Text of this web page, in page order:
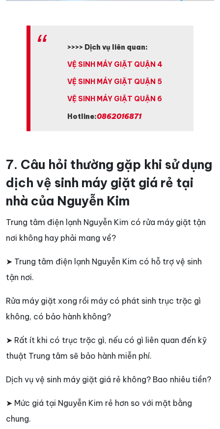
>>>> Dịch vụ liên quan:
VỆ SINH MÁY GIẶT QUẬN 4
VỆ SINH MÁY GIẶT QUẬN 5
VỆ SINH MÁY GIẶT QUẬN 6
Hotline:0862016871
7. Câu hỏi thường gặp khi sử dụng
dịch vệ sinh máy giặt giá rẻ tại
nhà của Nguyễn Kim
Trung tâm điện lạnh Nguyễn Kim có rửa máy giặt tận
nơi không hay phải mang về?
➤ Trung tâm điện lạnh Nguyễn Kim có hỗ trợ vệ sinh
tận nơi.
Rửa máy giặt xong rồi máy có phát sinh trục trặc gì
không, có bảo hành không?
➤ Rất ít khi có trục trặc gì, nếu có gì liên quan đến kỹ
thuật Trung tâm sẽ bảo hành miễn phí.
Dịch vụ vệ sinh máy giặt giá rẻ không? Bao nhiêu tiền?
➤ Mức giá tại Nguyễn Kim rẻ hơn so với mặt bằng
chung.